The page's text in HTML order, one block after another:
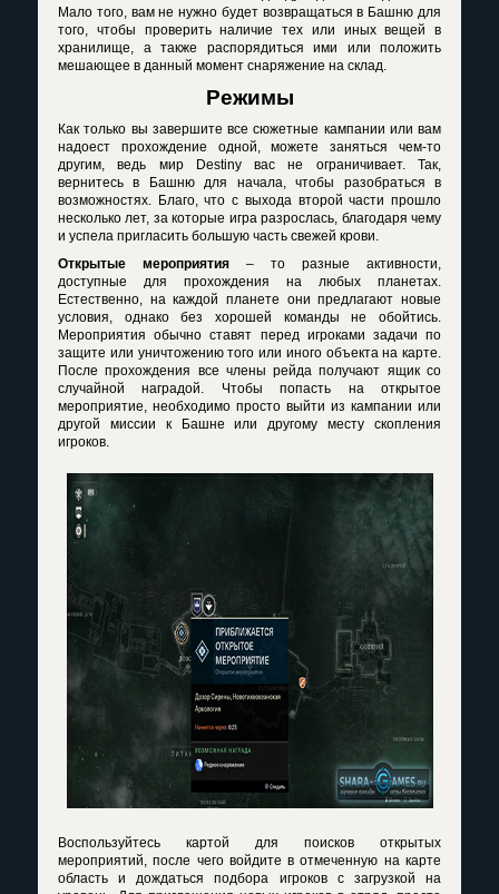
Мало того, вам не нужно будет возвращаться в Башню для
того, чтобы проверить наличие тех или иных вещей в
хранилище, а также распорядиться ими или положить
мешающее в данный момент снаряжение на склад.
Режимы
Как только вы завершите все сюжетные кампании или вам
надоест прохождение одной, можете заняться чем-то
другим, ведь мир Destinyвас не ограничивает. Так,
вернитесь в Башню для начала, чтобы разобраться в
возможностях. Благо, что с выхода второй части прошло
несколько лет, за которые игра разрослась, благодаря чему
и успела пригласить большую часть свежей крови.
Открытые мероприятия – то разные активности,
доступные для прохождения на любых планетах.
Естественно, на каждой планете они предлагают новые
условия, однако без хорошей команды не обойтись.
Мероприятия обычно ставят перед игроками задачи по
защите или уничтожению того или иного объекта на карте.
После прохождения все члены рейда получают ящик со
случайной наградой. Чтобы попасть на открытое
мероприятие, необходимо просто выйти из кампании или
другой миссии к Башне или другому месту скопления
игроков.
Воспользуйтесь картой для поисков открытых
мероприятий, после чего войдите в отмеченную на карте
область и дождаться подбора игроков с загрузкой на